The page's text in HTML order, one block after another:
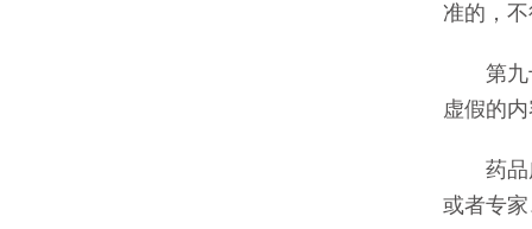
准的，
第九十
虚假的
药品广
或者专